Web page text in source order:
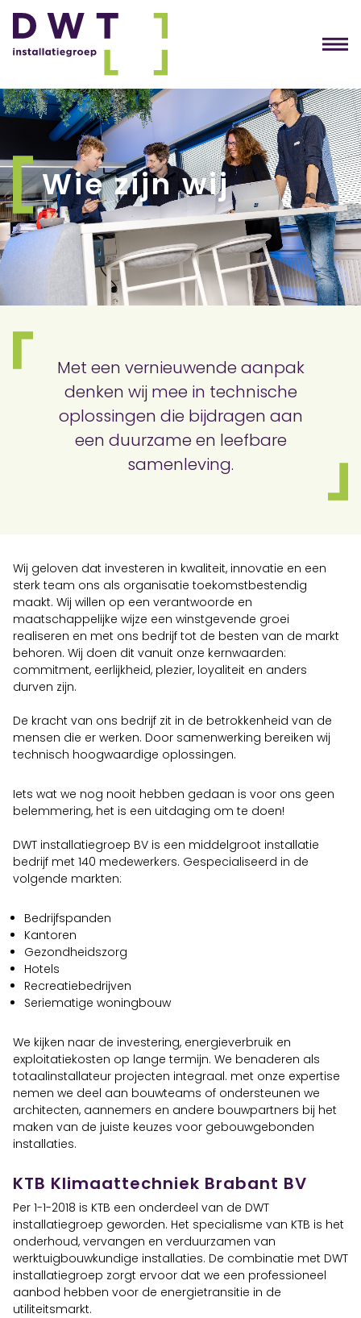
Wie zijn wij
Met een vernieuwende aanpak
denken wij mee in technische
oplossingen die bijdragen aan
een duurzame en leefbare
samenleving.
Wij geloven dat investeren in kwaliteit, innovatie en een
sterk team ons als organisatie toekomstbestendig
maakt. Wij willen op een verantwoorde en
maatschappelijke wijze een winstgevende groei
realiseren en met ons bedrijf tot de besten van de markt
behoren. Wij doen dit vanuit onze kernwaarden:
commitment, eerlijkheid, plezier, loyaliteit en anders
durven zijn.
De kracht van ons bedrijf zit in de betrokkenheid van de
mensen die er werken. Door samenwerking bereiken wij
technisch hoogwaardige oplossingen.
Iets wat we nog nooit hebben gedaan is voor ons geen
belemmering, het is een uitdaging om te doen!
DWT installatiegroep BV is een middelgroot installatie
bedrijf met 140 medewerkers. Gespecialiseerd in de
volgende markten:
Bedrijfspanden
Kantoren
Gezondheidszorg
Hotels
Recreatiebedrijven
Seriematige woningbouw
We kijken naar de investering, energieverbruik en
exploitatiekosten op lange termijn. We benaderen als
totaalinstallateur projecten integraal. met onze expertise
nemen we deel aan bouwteams of ondersteunen we
architecten, aannemers en andere bouwpartners bij het
maken van de juiste keuzes voor gebouwgebonden
installaties.
KTB Klimaattechniek Brabant BV
Per 1-1-2018 is KTB een onderdeel van de DWT
installatiegroep geworden. Het specialisme van KTB is het
onderhoud, vervangen en verduurzamen van
werktuigbouwkundige installaties. De combinatie met DWT
installatiegroep zorgt ervoor dat we een professioneel
aanbod hebben voor de energietransitie in de
utiliteitsmarkt.